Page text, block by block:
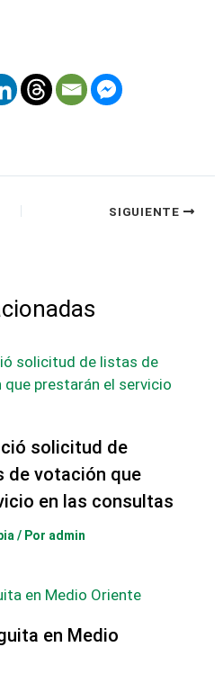
SIGUIENTE
solicitud de
de votación que
en las consultas
/ Por admin
en Medio